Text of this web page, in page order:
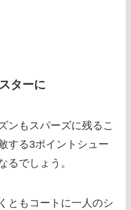
ターに
ンもスパーズに残るこ
する3ポイントシュー
るでしょう。
ともコートに一人のシ